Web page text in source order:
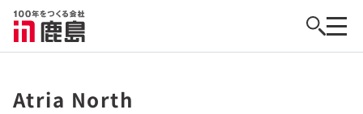
Atria North